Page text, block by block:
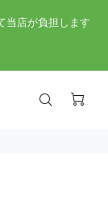
店が負担します